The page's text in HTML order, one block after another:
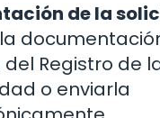
de la
Registro de
o enviarla